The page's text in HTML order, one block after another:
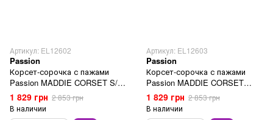
Артикул: EL12602
Passion
Корсет-сорочка с пажами
Passion MADDIE CORSET S/M,
black, трусики
1 829 грн 2 853 грн
В наличии
Артикул: EL12603
Passion
Корсет-сорочка с пажами
Passion MADDIE CORSET
XXL/XXXL, black, трусики
1 829 грн 2 853 грн
В наличии